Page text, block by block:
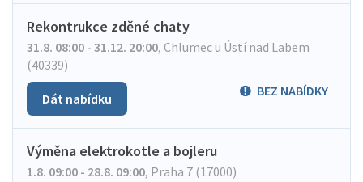
Rekontrukce zděné chaty
31.8. 08:00 - 31.12. 20:00, Chlumec u Ústí nad Labem
(40339)
BEZ NABÍDKY
Dát nabídku
Výměna elektrokotle a bojleru
1.8. 09:00 - 28.8. 09:00, Praha 7 (17000)